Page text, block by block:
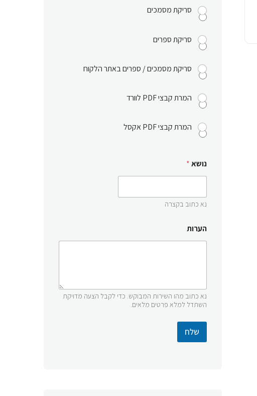
סריקת מסמכים
סריקת ספרים
סריקת מסמכים / ספרים באתר הלקוח
המרת קבצי PDF לוורד
המרת קבצי PDF אקסל
נושא*
נא כתוב בקצרה
הערות
נא כתוב מהו השירות המבוקש. כדי לקבל הצעה מדויקת
השתדל למלא פרטים מלאים.
שלח